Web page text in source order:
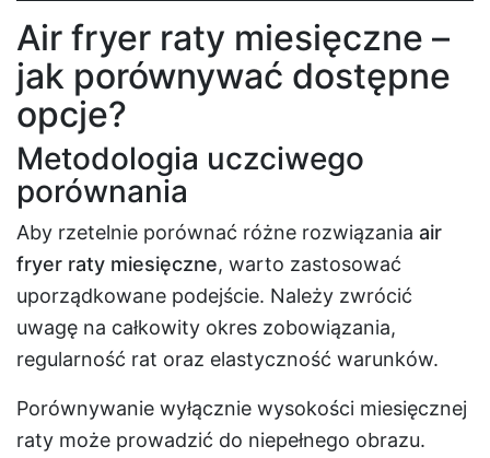
Air fryer raty miesięczne –
jak porównywać dostępne
opcje?
Metodologia uczciwego
porównania
Aby rzetelnie porównać różne rozwiązania air
fryer raty miesięczne, warto zastosować
uporządkowane podejście. Należy zwrócić
uwagę na całkowity okres zobowiązania,
regularność rat oraz elastyczność warunków.
Porównywanie wyłącznie wysokości miesięcznej
raty może prowadzić do niepełnego obrazu.